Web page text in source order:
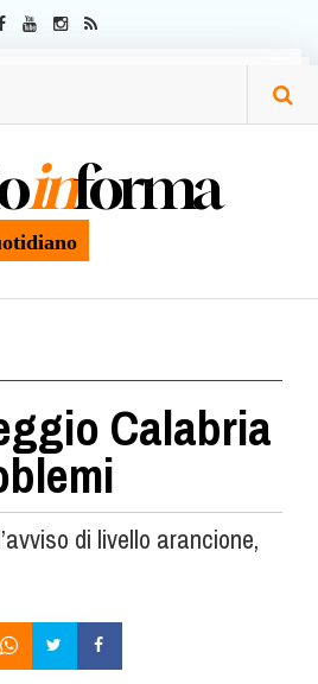
informa
Calabria
di livello arancione,